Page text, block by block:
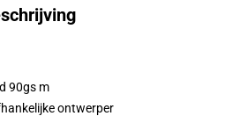
90gs m
ontwerper